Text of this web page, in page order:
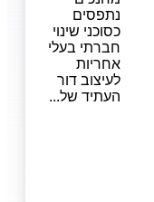
נתפסים
כסוכני שינוי
חברתי בעלי
אחריות
לעיצוב דור
העתיד של